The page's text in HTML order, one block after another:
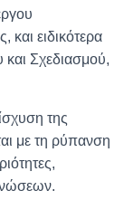
ειδικότερα
Σχεδιασμού,
της
με τη ρύπανση